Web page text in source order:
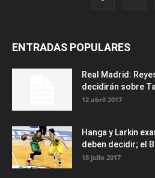
ENTRADAS POPULARES
Real Madrid:
decidirán sobre
12 abril 2017
Hanga y Larkin
deben decidir; el
18 julio 2017